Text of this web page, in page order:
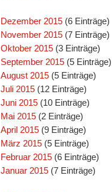
Dezember 2015 (6 Einträge)
November 2015 (7 Einträge)
Oktober 2015 (3 Einträge)
September 2015 (5 Einträge)
August 2015 (5 Einträge)
Juli 2015 (12 Einträge)
Juni 2015 (10 Einträge)
Mai 2015 (2 Einträge)
April 2015 (9 Einträge)
März 2015 (5 Einträge)
Februar 2015 (6 Einträge)
Januar 2015 (7 Einträge)